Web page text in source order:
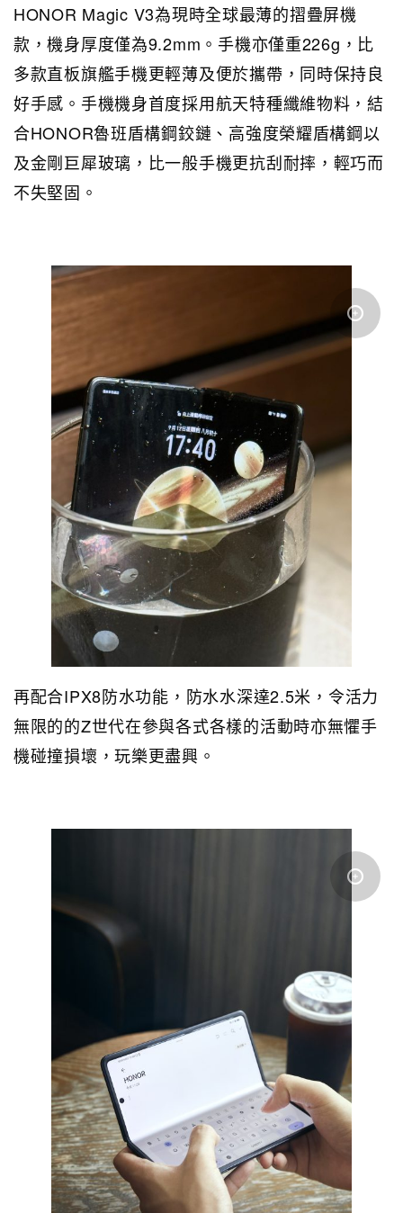
HONOR Magic V3為現時全球最薄的摺疊屏機
款，機身厚度僅為9.2mm。手機亦僅重226g，比
多款直板旗艦手機更輕薄及便於攜帶，同時保持良
好手感。手機機身首度採用航天特種纖維物料，結
合HONOR魯班盾構鋼鉸鏈、高強度榮耀盾構鋼以
及金剛巨犀玻璃，比一般手機更抗刮耐摔，輕巧而
不失堅固。
再配合IPX8防水功能，防水水深達2.5米，令活力
無限的的Z世代在參與各式各樣的活動時亦無懼手
機碰撞損壞，玩樂更盡興。